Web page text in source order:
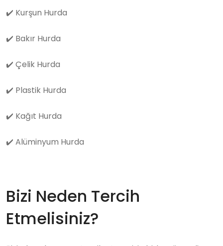
✔️ Kurşun Hurda
✔️ Bakır Hurda
✔️ Çelik Hurda
✔️ Plastik Hurda
✔️ Kağıt Hurda
✔️ Alüminyum Hurda
Bizi Neden Tercih
Etmelisiniz?